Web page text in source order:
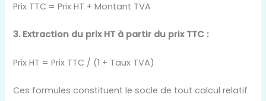
Prix TTC = Prix HT + Montant TVA
3. Extraction du prix HT à partir du prix TTC :
Prix HT = Prix TTC / (1 + Taux TVA)
Ces formules constituent le socle de tout calcul relatif